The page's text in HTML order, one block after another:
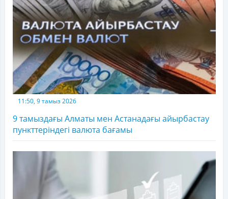
11:50, 9 тамыз 2026
9 тамыздағы Алматы мен Астанадағы айырбастау
пункттеріндегі валюта бағамы